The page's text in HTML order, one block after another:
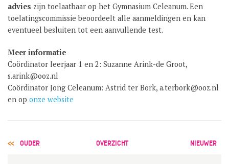
advies zijn toelaatbaar op het Gymnasium Celeanum. Een
toelatingscommissie beoordeelt alle aanmeldingen en kan
eventueel besluiten tot een aanvullende test.
Meer informatie
Coördinator leerjaar 1 en 2: Suzanne Arink-de Groot,
s.arink@ooz.nl
Coördinator Jong Celeanum: Astrid ter Bork, a.terbork@ooz.nl
en op onze website
POST
OUDER OVERZICHT NIEUWER